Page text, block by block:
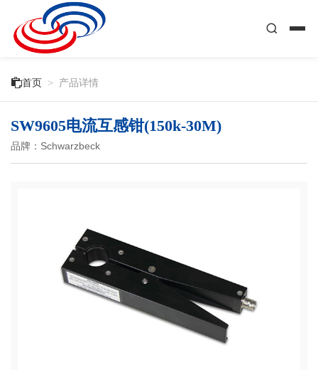
首页 > 产品详情
SW9605电流互感钳(150k-30M)
品牌：Schwarzbeck